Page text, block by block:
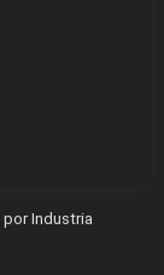
por Industria